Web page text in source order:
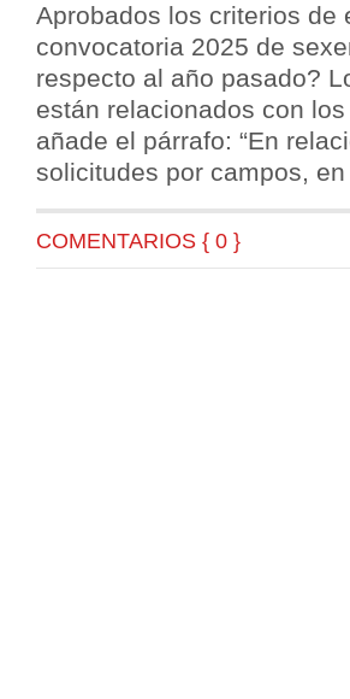
Aprobados los criterios de
convocatoria 2025 de
respecto al año pasado?
están relacionados con
añade el párrafo: “En
solicitudes por campos,
COMENTARIOS { 0 }